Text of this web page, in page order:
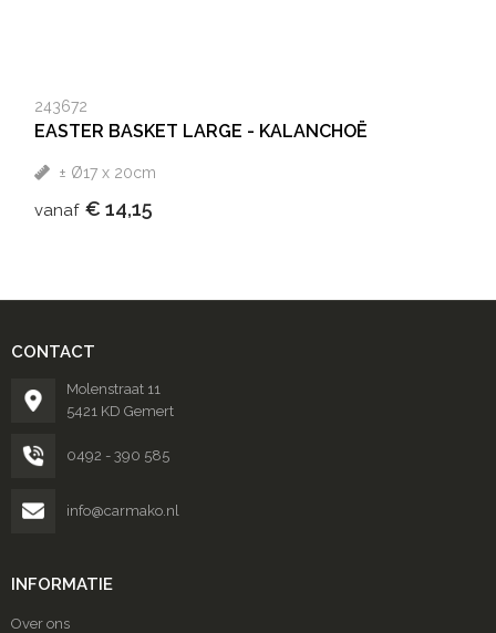
243672
EASTER BASKET LARGE - KALANCHOË
± Ø17 x 20cm
vanaf € 14,15
CONTACT
Molenstraat 11
5421 KD Gemert
0492 - 390 585
info@carmako.nl
INFORMATIE
Over ons